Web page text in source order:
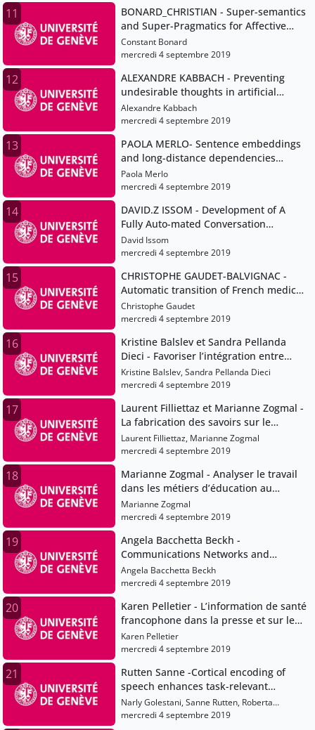
11
BONARD_CHRISTIAN - Super-semantics
and Super-Pragmatics for Affective
Meaning
Constant Bonard
mercredi 4 septembre 2019
12
ALEXANDRE KABBACH - Preventing
undesirable thoughts in artificial
intelligence
Alexandre Kabbach
mercredi 4 septembre 2019
13
PAOLA MERLO- Sentence embeddings
and long-distance dependencies
effects in French and English
Paola Merlo
mercredi 4 septembre 2019
14
DAVID.Z ISSOM - Development of A
Fully Auto-mated Conversation
Artificial Intelligence as Patient
Decision Support System to
and Young Adults with Sickle_Cell
Disease
David Issom
mercredi 4 septembre 2019
15
CHRISTOPHE GAUDET-BALVIGNAC -
Automatic transition of French medical
text into SNOMED-CT
Christophe Gaudet
mercredi 4 septembre 2019
16
Kristine Balslev et Sandra Pellanda
Dieci - Favoriser l’intégration entre
théorie et pratique par l’écriture chez
les futurs enseignants ? Kristine B
Kristine Balslev, Sandra Pellanda Dieci
mercredi 4 septembre 2019
17
Laurent Filliettaz et Marianne Zogmal -
La fabrication des savoirs sur le
langage en interaction : regards
croisés sur les pratiques de la
éducatrices de l’enfance
Laurent Filliettaz, Marianne Zogmal
mercredi 4 septembre 2019
18
Marianne Zogmal - Analyser le travail
dans les métiers d’éducation au
prisme de la notion d’ostension
Marianne Zogmal
mercredi 4 septembre 2019
19
Angela Bacchetta Beckh -
Communications Networks and
Knowledge Management : the
innovation potential of Social Media
Angela Bacchetta Beckh
mercredi 4 septembre 2019
20
Karen Pelletier - L’information de santé
francophone dans la presse et sur les
médias sociaux : le cas de la
prévention et du contrôle des
Karen Pelletier
mercredi 4 septembre 2019
21
Rutten Sanne -Cortical encoding of
speech enhances task-relevant
acoustic information
Narly Golestani, Sanne Rutten, Roberta
Santoro, Elia Formisano, Alexis Hervais-
mercredi 4 septembre 2019